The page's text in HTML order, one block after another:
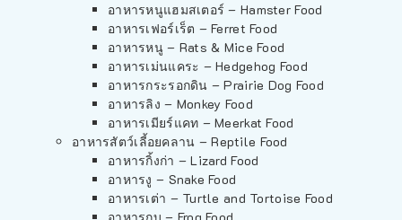
อาหารหนูแฮมสเตอร์ – Hamster Food
อาหารเฟอร์เร็ต – Ferret Food
อาหารหนู – Rats & Mice Food
อาหารเม่นแคระ – Hedgehog Food
อาหารกระรอกดิน – Prairie Dog Food
อาหารลิง – Monkey Food
อาหารเมียร์แคท – Meerkat Food
อาหารสัตว์เลี้อยคลาน – Reptile Food
อาหารกิ้งก่า – Lizard Food
อาหารงู – Snake Food
อาหารเต่า – Turtle and Tortoise Food